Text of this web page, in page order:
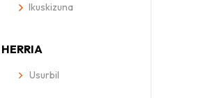
Ikuskizuna
HERRIA
Usurbil